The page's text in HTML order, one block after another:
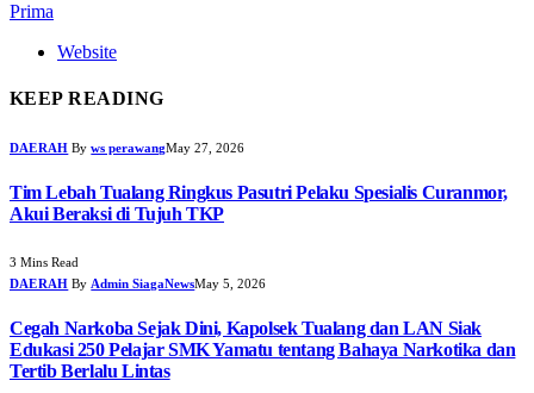
Prima
Website
KEEP READING
DAERAH By ws perawangMay 27, 2026
Tim Lebah Tualang Ringkus Pasutri Pelaku Spesialis Curanmor,
Akui Beraksi di Tujuh TKP
3 Mins Read
DAERAH By Admin SiagaNewsMay 5, 2026
Cegah Narkoba Sejak Dini, Kapolsek Tualang dan LAN Siak
Edukasi 250 Pelajar SMK Yamatu tentang Bahaya Narkotika dan
Tertib Berlalu Lintas